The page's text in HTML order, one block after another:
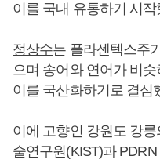
이를 국내 유통하기 시작
정상수는 플라센텍스주
으며 송어와 연어가 비
이를 국산화하기로 결심
이에 고향인 강원도 강
술연구원(KIST)과